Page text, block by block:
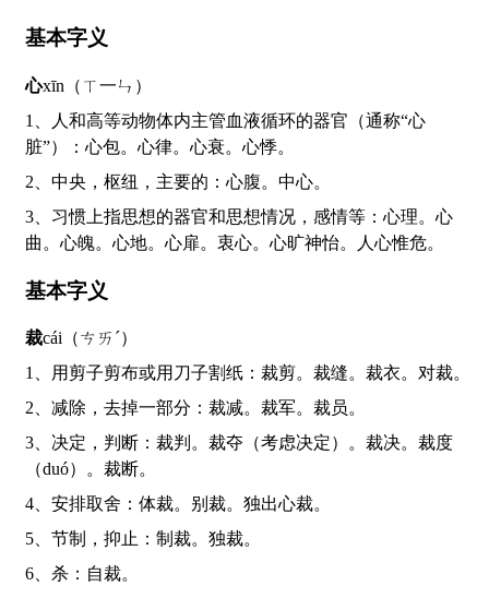
基本字义
心xīn（ㄒ一ㄣ）
1、人和高等动物体内主管血液循环的器官（通称“心
脏”）：心包。心律。心衰。心悸。
2、中央，枢纽，主要的：心腹。中心。
3、习惯上指思想的器官和思想情况，感情等：心理。心
曲。心魄。心地。心扉。衷心。心旷神怡。人心惟危。
基本字义
裁cái（ㄘㄞˊ）
1、用剪子剪布或用刀子割纸：裁剪。裁缝。裁衣。对裁。
2、减除，去掉一部分：裁减。裁军。裁员。
3、决定，判断：裁判。裁夺（考虑决定）。裁决。裁度
（duó）。裁断。
4、安排取舍：体裁。别裁。独出心裁。
5、节制，抑止：制裁。独裁。
6、杀：自裁。